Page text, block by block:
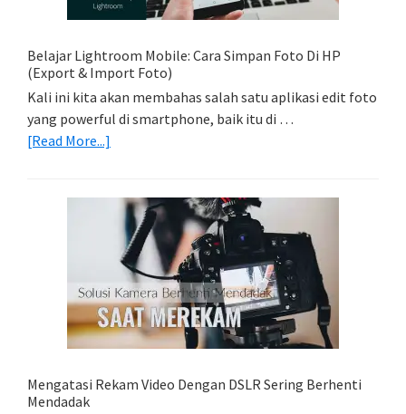
Dengan
Belajar Lightroom Mobile: Cara Simpan Foto Di HP
(Export & Import Foto)
Kali ini kita akan membahas salah satu aplikasi edit foto
yang powerful di smartphone, baik itu di …
[Read More...]
Mobile:
Cara
Simpan
Foto
Di
HP
(Export
Import
Mengatasi Rekam Video Dengan DSLR Sering Berhenti
Mendadak